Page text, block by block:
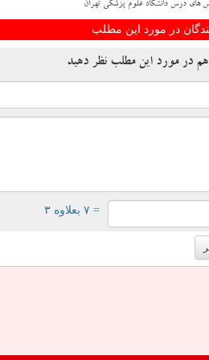
های درس دانشگاه علوم پزشکی تهران
در مورد این مطلب
در مورد این مطلب نظر دهید
= ۷ بعلاوه ۳